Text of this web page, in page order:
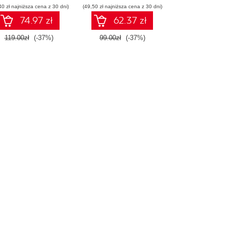
zł najniższa cena z 30 dni)
74.97 zł
119.00zł (-37%)
(49,50 zł najniższa cena z 30 dni)
62.37 zł
99.00zł (-37%)